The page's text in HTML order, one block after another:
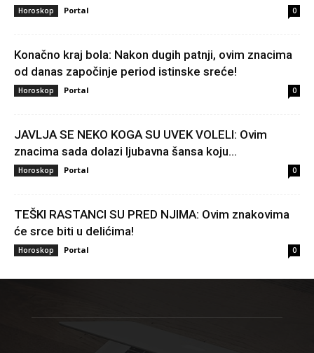
Horoskop Portal 0
Konačno kraj bola: Nakon dugih patnji, ovim znacima
od danas započinje period istinske sreće!
Horoskop Portal 0
JAVLJA SE NEKO KOGA SU UVEK VOLELI: Ovim
znacima sada dolazi ljubavna šansa koju...
Horoskop Portal 0
TEŠKI RASTANCI SU PRED NJIMA: Ovim znakovima
će srce biti u delićima!
Horoskop Portal 0